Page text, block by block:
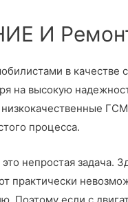
И Ремонт
в качестве
на высокую
процесса.
непростая задача.
практически